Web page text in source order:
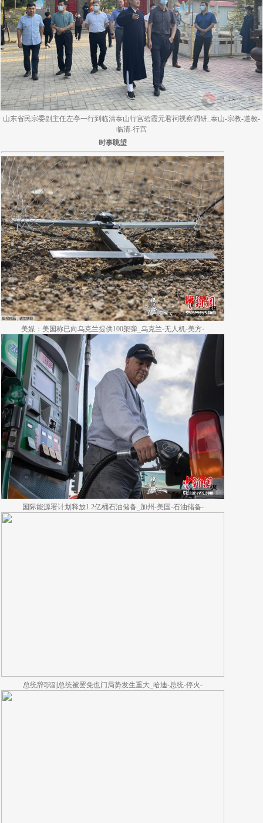
山东省民宗委副主任左亭一行到临清泰山行宫碧霞元君祠视察调研_泰山-宗教-道教-
临清-行宫
时事眺望
美媒：美国称已向乌克兰提供100架弹_乌克兰-无人机-美方-
国际能源署计划释放1.2亿桶石油储备_加州-美国-石油储备-
总统辞职副总统被罢免也门局势发生重大_哈迪-总统-停火-